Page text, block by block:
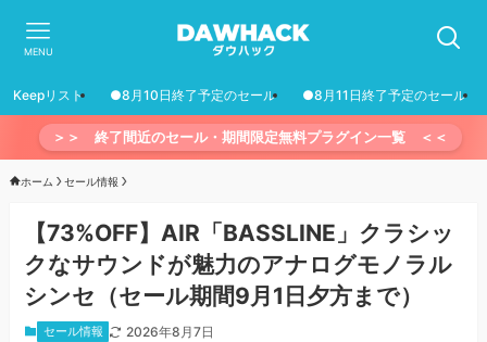
MENU
Keepリスト ●8月10日終了予定のセール ●8月11日終了予定のセール
＞＞ 終了間近のセール・期間限定無料プラグイン一覧 ＜＜
ホーム セール情報
【73%OFF】AIR「BASSLINE」クラシッ
クなサウンドが魅力のアナログモノラル
シンセ（セール期間9月1日夕方まで）
セール情報 2026年8月7日